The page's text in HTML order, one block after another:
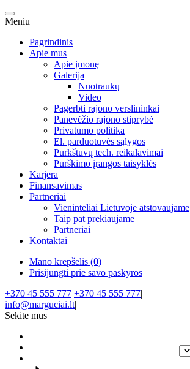
Meniu
Pagrindinis
Apie mus
Apie įmonę
Galerija
Nuotraukų
Video
Pagerbti rajono verslininkai
Panevėžio rajono stiprybė
Privatumo politika
El. parduotuvės sąlygos
Purkštuvų tech. reikalavimai
Purškimo įrangos taisyklės
Karjera
Finansavimas
Partneriai
Vieninteliai Lietuvoje atstovaujame
Taip pat prekiaujame
Partneriai
Kontaktai
Mano krepšelis (0)
Prisijungti prie savo paskyros
+370 45 555 777 +370 45 555 777|
info@marguciai.lt|
Sekite mus
|